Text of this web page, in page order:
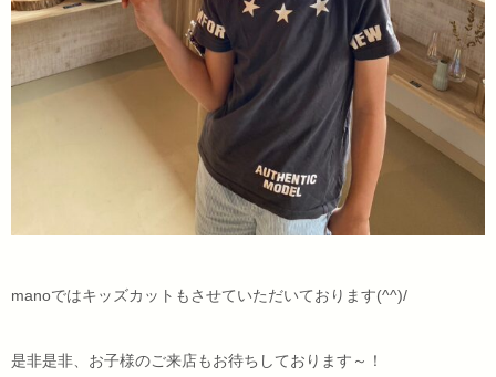
manoではキッズカットもさせていただいております(^^)/
是非是非、お子様のご来店もお待ちしております～！